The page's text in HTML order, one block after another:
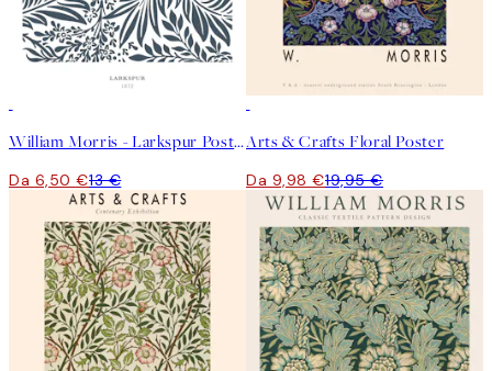
William Morris - Larkspur Poster
Da 6,50 €13 €
Arts & Crafts Floral Poster
Da 9,98 €19,95 €